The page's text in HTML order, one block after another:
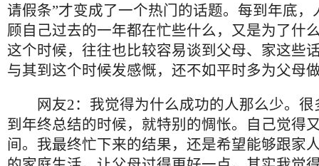
请假条”才变成了一个热门的话题。每到年底，
顾自己过去的一年都在忙些什么，又是为了什
这个时候，往往也比较容易谈到父母、家这些
与其到这个时候发感慨，还不如平时多为父母
网友2：我觉得为什么成功的人那么少。很
到年终总结的时候，就特别的惆怅。自己觉得
间。我最终忙下来的结果，还是希望能够跟家